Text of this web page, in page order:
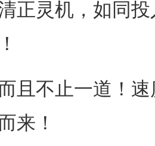
正灵机，如同
不止一道！速
来！